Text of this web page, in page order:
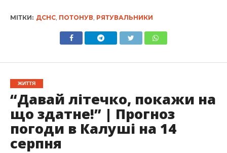
МІТКИ: ДСНС, ПОТОНУВ РЯТУВАЛЬНИКИ
ЖИТТЯ
“Давай літечко, покажи на
що здатне!” | Прогноз
погоди в Калуші на 14
серпня